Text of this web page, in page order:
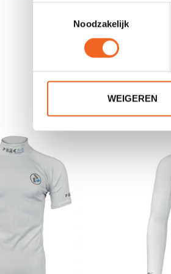
Noodzakelijk
WEIGEREN